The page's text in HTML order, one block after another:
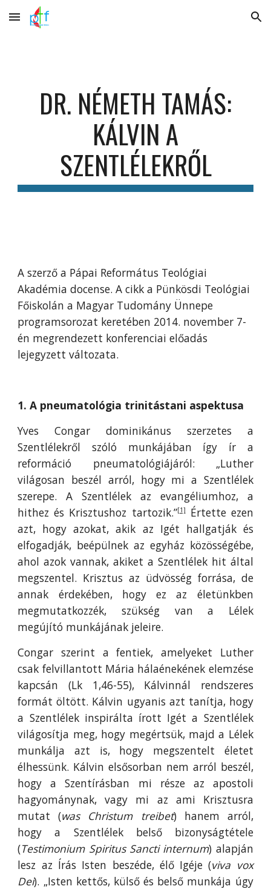
Skip to main content Skip to navigation
DR. NÉMETH TAMÁS:
KÁLVIN A
SZENTLÉLEKRŐL
A szerző a Pápai Református Teológiai
Akadémia docense. A cikk a Pünkösdi Teológiai
Főiskolán a Magyar Tudomány Ünnepe
programsorozat keretében 2014. november 7-
én megrendezett konferenciai előadás
lejegyzett változata.
1. A pneumatológia trinitástani aspektusa
Yves Congar dominikánus szerzetes a
Szentlélekről szóló munkájában így ír a
reformáció pneumatológiájáról: „Luther
világosan beszél arról, hogy mi a Szentlélek
szerepe. A Szentlélek az evangéliumhoz, a
hithez és Krisztushoz tartozik.”[1]Értette ezen
azt, hogy azokat, akik az Igét hallgatják és
elfogadják, beépülnek az egyház közösségébe,
ahol azok vannak, akiket a Szentlélek hit által
megszentel. Krisztus az üdvösség forrása, de
annak érdekében, hogy ez az életünkben
megmutatkozzék, szükség van a Lélek
megújító munkájának jeleire.
Congar szerint a fentiek, amelyeket Luther
csak felvillantott Mária hálaénekének elemzése
kapcsán (Lk 1,46-55), Kálvinnál rendszeres
formát öltött. Kálvin ugyanis azt tanítja, hogy
a Szentlélek inspirálta írott Igét a Szentlélek
világosítja meg, hogy megértsük, majd a Lélek
munkálja azt is, hogy megszentelt életet
élhessünk. Kálvin elsősorban nem arról beszél,
hogy a Szentírásban mi része az apostoli
hagyománynak, vagy mi az ami Krisztusra
mutat (was Christum treibet) hanem arról,
hogy a Szentlélek belső bizonyságtétele
(Testimonium Spiritus Sancti internum) alapján
lesz az Írás Isten beszéde, élő Igéje (viva vox
Dei). „Isten kettős, külső és belső munkája úgy